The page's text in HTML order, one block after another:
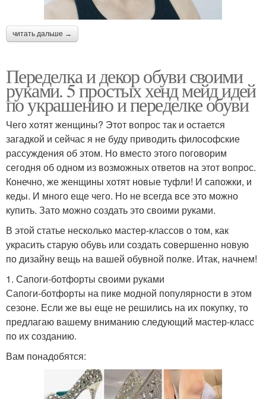
читать дальше →
Переделка и декор обуви своими
руками. 5 простых хенд мейд идей
по украшению и переделке обуви
Чего хотят женщины? Этот вопрос так и остается
загадкой и сейчас я не буду приводить философские
рассуждения об этом. Но вместо этого поговорим
сегодня об одном из возможных ответов на этот вопрос.
Конечно, же женщины хотят новые туфли! И сапожки, и
кеды. И много еще чего. Но не всегда все это можно
купить. Зато можно создать это своими руками.
В этой статье несколько мастер-классов о том, как
украсить старую обувь или создать совершенно новую
по дизайну вещь на вашей обувной полке. Итак, начнем!
1. Сапоги-ботфорты своими руками
Сапоги-ботфорты на пике модной популярности в этом
сезоне. Если же вы еще не решились на их покупку, то
предлагаю вашему вниманию следующий мастер-класс
по их созданию.
Вам понадобятся: